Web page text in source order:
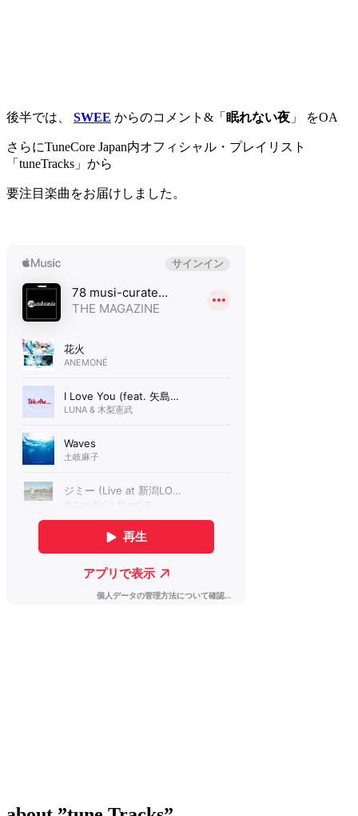
後半では、 SWEE からのコメント&「 眠れない夜 」 をOA
さらにTuneCore Japan内オフィシャル・プレイリスト
「tuneTracks」から
要注目楽曲をお届けしました。